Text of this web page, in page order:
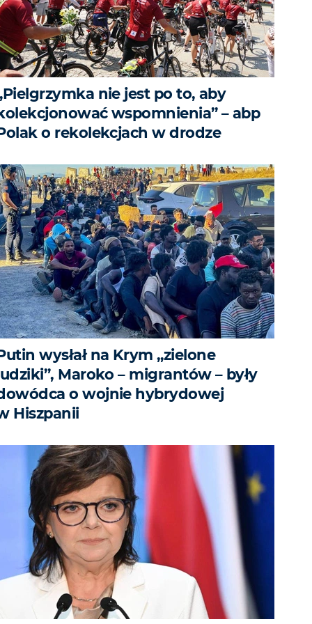
nie jest po to, aby
wspomnienia” – abp
o rekolekcjach w drodze
wysłał na Krym „zielone
Maroko – migrantów – były
o wojnie hybrydowej
Hiszpanii